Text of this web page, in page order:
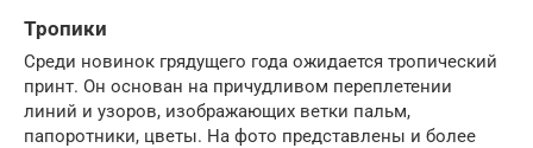
Тропики
Среди новинок грядущего года ожидается тропический
принт. Он основан на причудливом переплетении
линий и узоров, изображающих ветки пальм,
папоротники, цветы. На фото представлены и более